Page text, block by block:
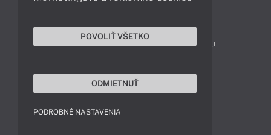
Kontakty
043 4224 771
Obchodné oddelenie
Reklamácia tovaru
POVOLIŤ VŠETKO
ODMIETNUŤ
PODROBNÉ NASTAVENIA